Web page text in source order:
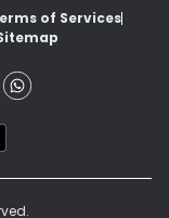
of Services